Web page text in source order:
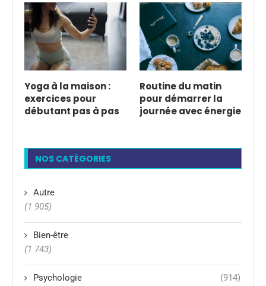
Yoga à la maison :
exercices pour
débutant pas à pas
Routine du matin
pour démarrer la
journée avec énergie
NOS CATÉGORIES
Autre
(1 905)
Bien-être
(1 743)
Psychologie (914)